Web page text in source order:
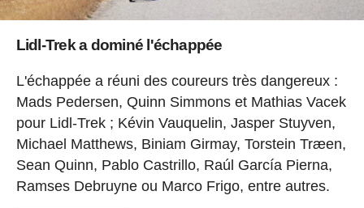
Lidl-Trek a dominé l'échappée
L'échappée a réuni des coureurs très dangereux :
Mads Pedersen, Quinn Simmons et Mathias Vacek
pour Lidl-Trek ; Kévin Vauquelin, Jasper Stuyven,
Michael Matthews, Biniam Girmay, Torstein Træen,
Sean Quinn, Pablo Castrillo, Raúl García Pierna,
Ramses Debruyne ou Marco Frigo, entre autres.